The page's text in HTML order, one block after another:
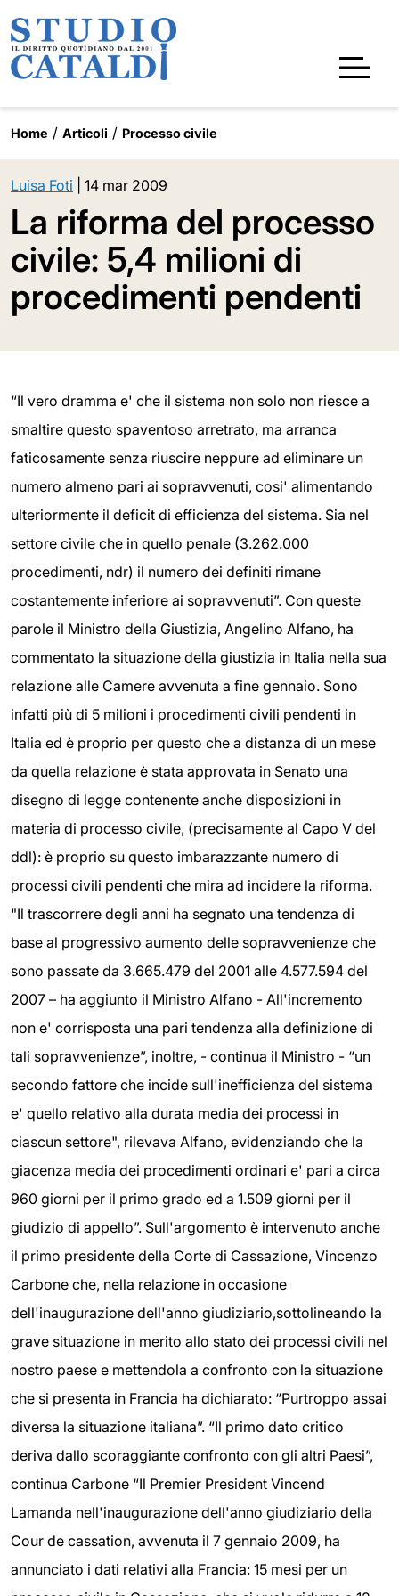
Home Articoli Processo civile
Luisa Foti 14 mar 2009
La riforma del processo
civile: 5,4 milioni di
procedimenti pendenti
“Il vero dramma e' che il sistema non solo non riesce a
smaltire questo spaventoso arretrato, ma arranca
faticosamente senza riuscire neppure ad eliminare un
numero almeno pari ai sopravvenuti, cosi' alimentando
ulteriormente il deficit di efficienza del sistema. Sia nel
settore civile che in quello penale (3.262.000
procedimenti, ndr) il numero dei definiti rimane
costantemente inferiore ai sopravvenuti”. Con queste
parole il Ministro della Giustizia, Angelino Alfano, ha
commentato la situazione della giustizia in Italia nella sua
relazione alle Camere avvenuta a fine gennaio. Sono
infatti più di 5 milioni i procedimenti civili pendenti in
Italia ed è proprio per questo che a distanza di un mese
da quella relazione è stata approvata in Senato una
disegno di legge contenente anche disposizioni in
materia di processo civile, (precisamente al Capo V del
ddl): è proprio su questo imbarazzante numero di
processi civili pendenti che mira ad incidere la riforma.
"Il trascorrere degli anni ha segnato una tendenza di
base al progressivo aumento delle sopravvenienze che
sono passate da 3.665.479 del 2001 alle 4.577.594 del
2007 – ha aggiunto il Ministro Alfano - All'incremento
non e' corrisposta una pari tendenza alla definizione di
tali sopravvenienze”, inoltre, - continua il Ministro - “un
secondo fattore che incide sull'inefficienza del sistema
e' quello relativo alla durata media dei processi in
ciascun settore", rilevava Alfano, evidenziando che la
giacenza media dei procedimenti ordinari e' pari a circa
960 giorni per il primo grado ed a 1.509 giorni per il
giudizio di appello”. Sull'argomento è intervenuto anche
il primo presidente della Corte di Cassazione, Vincenzo
Carbone che, nella relazione in occasione
dell'inaugurazione dell'anno giudiziario,sottolineando la
grave situazione in merito allo stato dei processi civili nel
nostro paese e mettendola a confronto con la situazione
che si presenta in Francia ha dichiarato: “Purtroppo assai
diversa la situazione italiana”. “Il primo dato critico
deriva dallo scoraggiante confronto con gli altri Paesi”,
continua Carbone “Il Premier President Vincend
Lamanda nell'inaugurazione dell'anno giudiziario della
Cour de cassation, avvenuta il 7 gennaio 2009, ha
annunciato i dati relativi alla Francia: 15 mesi per un